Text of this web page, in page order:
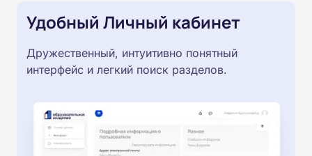
Удобный Личный кабинет
Дружественный, интуитивно понятный
интерфейс и легкий поиск разделов.